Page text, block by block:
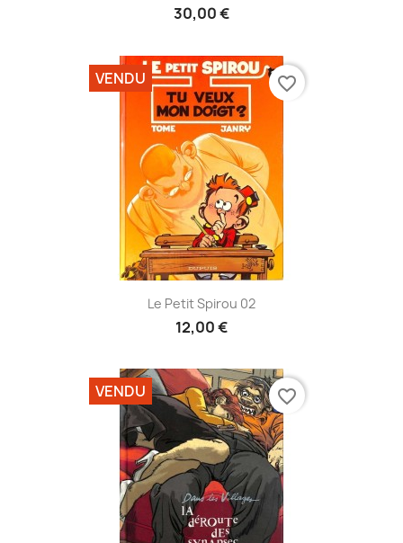
30,00 €
Le Petit Spirou 02
12,00 €
VENDU favorite_border
VENDU favorite_border